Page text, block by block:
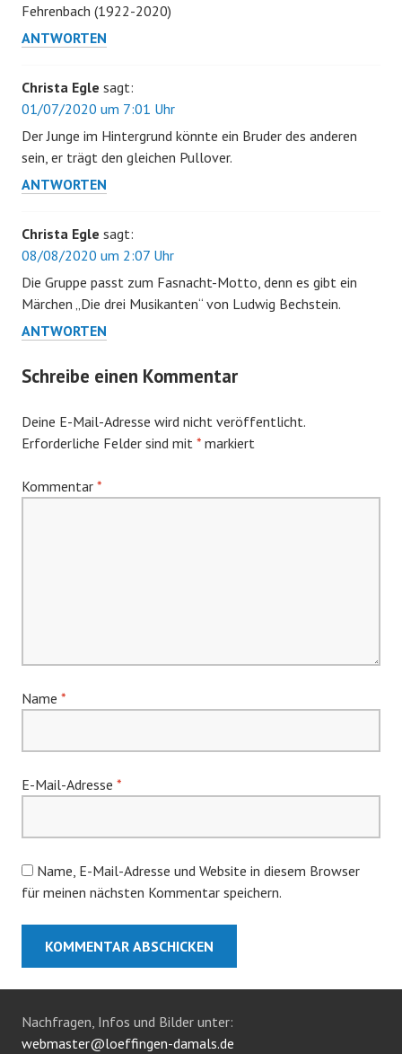
Fehrenbach (1922-2020)
ANTWORTEN
Christa Egle sagt:
01/07/2020 um 7:01 Uhr
Der Junge im Hintergrund könnte ein Bruder des anderen
sein, er trägt den gleichen Pullover.
ANTWORTEN
Christa Egle sagt:
08/08/2020 um 2:07 Uhr
Die Gruppe passt zum Fasnacht-Motto, denn es gibt ein
Märchen „Die drei Musikanten“ von Ludwig Bechstein.
ANTWORTEN
Schreibe einen Kommentar
Deine E-Mail-Adresse wird nicht veröffentlicht.
Erforderliche Felder sind mit * markiert
Kommentar *
Name *
E-Mail-Adresse *
Name, E-Mail-Adresse und Website in diesem Browser
für meinen nächsten Kommentar speichern.
Nachfragen, Infos und Bilder unter:
webmaster@loeffingen-damals.de